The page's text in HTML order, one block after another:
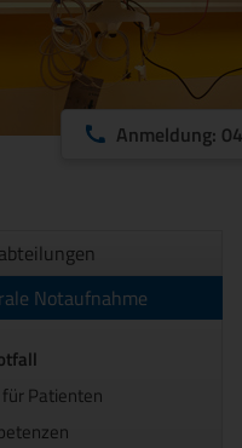
Anmeldung:
Notaufnahme
Patienten